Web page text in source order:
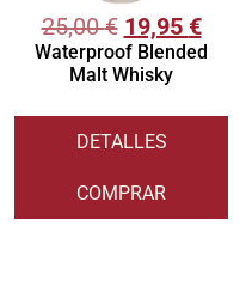
25,00€ 19,95 €
Waterproof Blended
Malt Whisky
DETALLES
COMPRAR